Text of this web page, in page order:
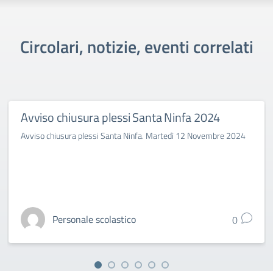
Circolari, notizie, eventi correlati
Avviso chiusura plessi Santa Ninfa 2024
Avviso chiusura plessi Santa Ninfa. Martedì 12 Novembre 2024
Personale scolastico 0